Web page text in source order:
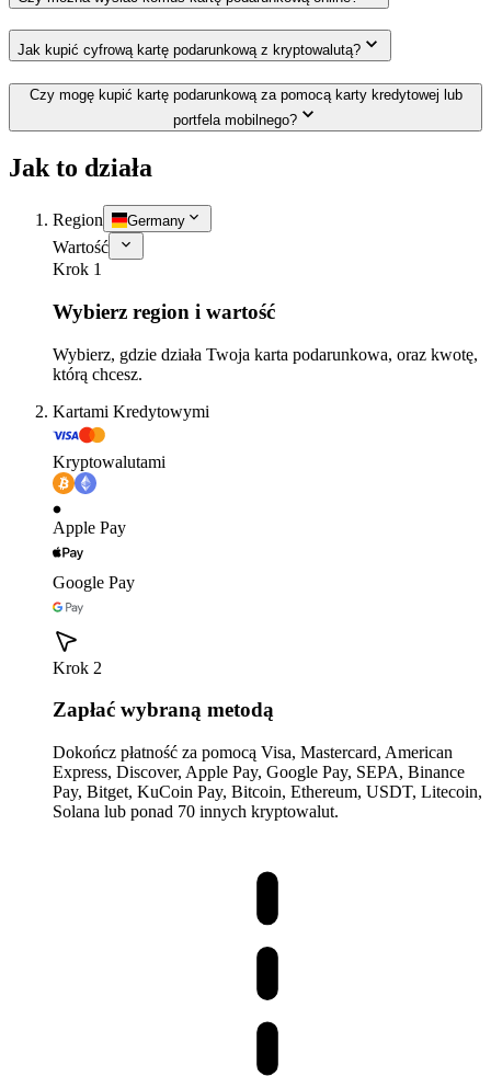
Jak kupić cyfrową kartę podarunkową z kryptowalutą?
Czy mogę kupić kartę podarunkową za pomocą karty kredytowej lub
portfela mobilnego?
Jak to działa
Region Germany
Wartość
Krok 1
Wybierz region i wartość
Wybierz, gdzie działa Twoja karta podarunkowa, oraz kwotę,
którą chcesz.
Kartami Kredytowymi
Kryptowalutami
Apple Pay
Google Pay
Krok 2
Zapłać wybraną metodą
Dokończ płatność za pomocą Visa, Mastercard, American
Express, Discover, Apple Pay, Google Pay, SEPA, Binance
Pay, Bitget, KuCoin Pay, Bitcoin, Ethereum, USDT, Litecoin,
Solana lub ponad 70 innych kryptowalut.